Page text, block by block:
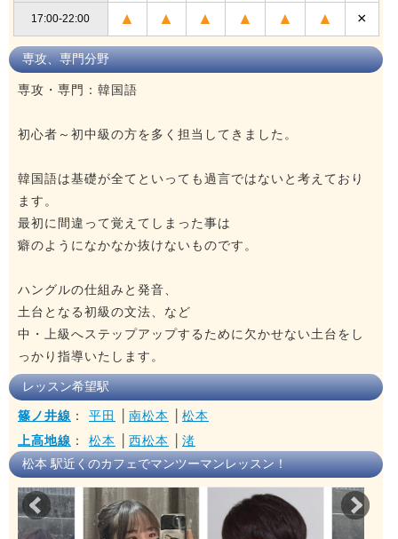
17:00-22:00 ▲ ▲ ▲ ▲ ▲ ▲ ×
専攻、専門分野
専攻・専門：韓国語
初心者～初中級の方を多く担当してきました。
韓国語は基礎が全てといっても過言ではないと考えており
ます。
最初に間違って覚えてしまった事は
癖のようになかなか抜けないものです。
ハングルの仕組みと発音、
土台となる初級の文法、など
中・上級へステップアップするために欠かせない土台をし
っかり指導いたします。
レッスン希望駅
篠ノ井線 ： 平田 南松本
松本
上高地線 ： 松本 西松本
渚
松本 駅近くのカフェでマンツーマンレッスン！
Prev